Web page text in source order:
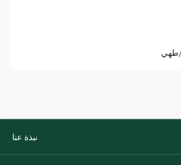
طهي
نبذة عنا